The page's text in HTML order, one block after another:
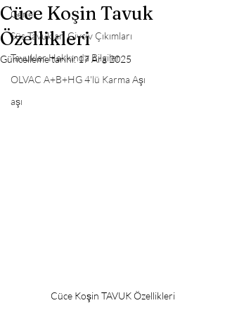
Genel
Süs Tavukları Civciv Çıkımları
Tavuklar Hakkında Bilgiler
OLVAC A+B+HG 4'lü Karma Aşı
aşı
Cüce Koşin Tavuk
Özellikleri
Güncelleme tarihi:17 Ara 2025
Cüce Koşin TAVUK Özellikleri